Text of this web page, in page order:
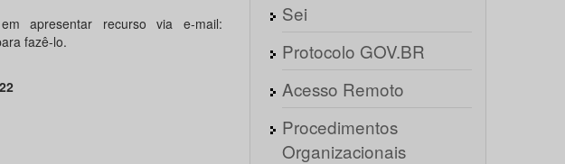
apresentar recurso via e-mail:
fazê-lo.
Sei
Protocolo GOV.BR
Acesso Remoto
Procedimentos
Organizacionais